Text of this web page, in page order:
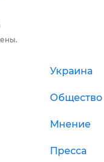
Украина
Общество
Мнение
Пресса